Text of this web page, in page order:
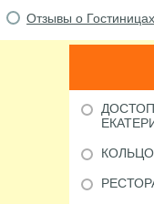
Отзывы о